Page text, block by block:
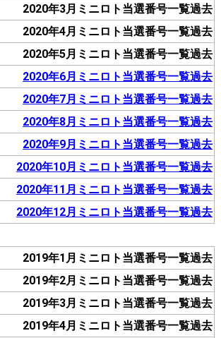
2020年3月ミニロト当選番号一覧過去
2020年4月ミニロト当選番号一覧過去
2020年5月ミニロト当選番号一覧過去
2020年6月ミニロト当選番号一覧過去
2020年7月ミニロト当選番号一覧過去
2020年8月ミニロト当選番号一覧過去
2020年9月ミニロト当選番号一覧過去
2020年10月ミニロト当選番号一覧過去
2020年11月ミニロト当選番号一覧過去
2020年12月ミニロト当選番号一覧過去
2019年1月ミニロト当選番号一覧過去
2019年2月ミニロト当選番号一覧過去
2019年3月ミニロト当選番号一覧過去
2019年4月ミニロト当選番号一覧過去